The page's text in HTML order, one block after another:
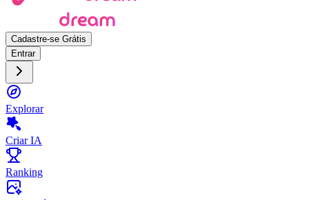
Cadastre-se Grátis
Entrar
Explorar
Criar IA
Ranking